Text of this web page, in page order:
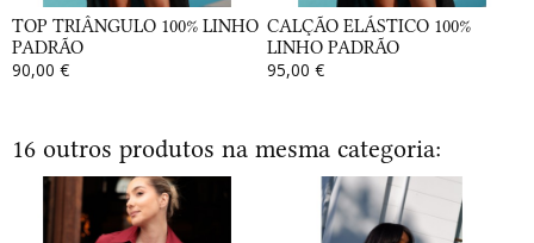
TOP TRIÂNGULO 100% LINHO
PADRÃO
90,00 €
CALÇÃO ELÁSTICO 100%
LINHO PADRÃO
95,00 €
16 outros produtos na mesma categoria: